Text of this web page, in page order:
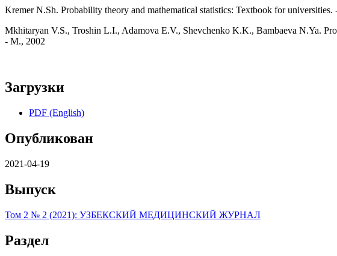
Kremer N.Sh. Probability theory and mathematical statistics: Textbook for
Mkhitaryan V.S., Troshin L.I., Adamova E.V., Shevchenko K.K., Bambaeva N.Ya.
- M., 2002
Загрузки
PDF (English)
Опубликован
2021-04-19
Выпуск
Том 2 № 2 (2021): УЗБЕКСКИЙ МЕДИЦИНСКИЙ ЖУРНАЛ
Раздел